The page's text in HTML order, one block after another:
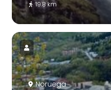
19.8 km
Noruega